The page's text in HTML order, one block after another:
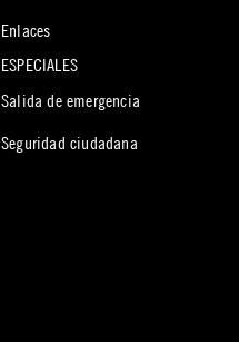
Enlaces
ESPECIALES
Salida de emergencia
Seguridad ciudadana